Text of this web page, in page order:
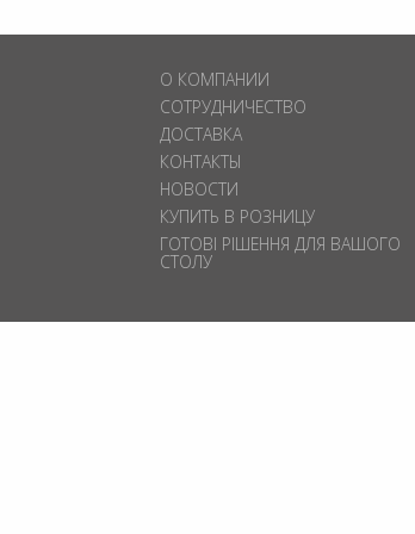
О КОМПАНИИ
СОТРУДНИЧЕСТВО
ДОСТАВКА
КОНТАКТЫ
НОВОСТИ
КУПИТЬ В РОЗНИЦУ
ГОТОВІ РІШЕННЯ ДЛЯ ВАШОГО
СТОЛУ